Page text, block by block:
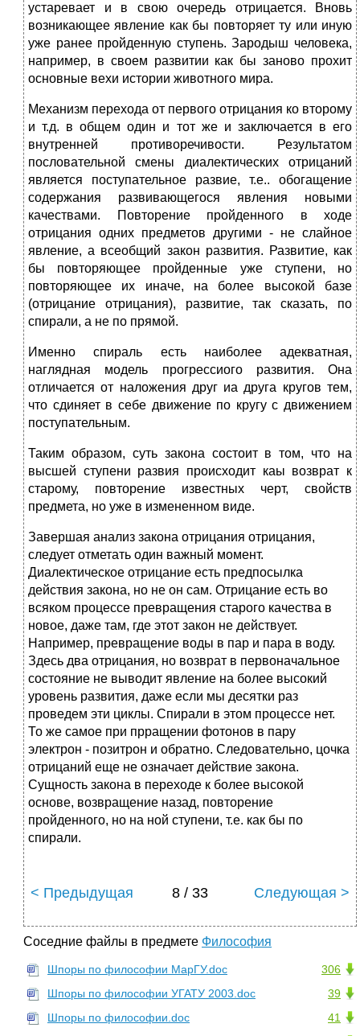
устаревает и в свою очередь отрицается. Вновь
возникающее явление как бы повторяет ту или иную
уже ранее пройденную ступень. Зародыш человека,
например, в своем развитии как бы заново прохит
основные вехи истории животного мира.
Механизм перехода от первого отрицания ко второму
и т.д. в общем один и тот же и заключается в его
внутренней противоречивости. Результатом
пословательной смены диалектических отрицаний
является поступательное развие, т.е.. обогащение
содержания развивающегося явления новыми
качествами. Повторение пройденного в ходе
отрицания одних предметов другими - не слайное
явление, а всеобщий закон развития. Развитие, как
бы повторяющее пройденные уже ступени, но
повторяющее их иначе, на более высокой базе
(отрицание отрицания), развитие, так сказать, по
спирали, а не по прямой.
Именно спираль есть наиболее адекватная,
наглядная модель прогрессиого развития. Она
отличается от наложения друг иа друга кругов тем,
что сдиняет в себе движение по кругу с движением
поступательным.
Таким образом, суть закона состоит в том, что на
высшей ступени развия происходит каы возврат к
старому, повторение известных черт, свойств
предмета, но уже в измененном виде.
Завершая анализ закона отрицания отрицания,
следует отметать один важный момент.
Диалектическое отрицание есть предпосылка
действия закона, но не он сам. Отрицание есть во
всяком процессе превращения старого качества в
новое, даже там, где этот закон не действует.
Например, превращение воды в пар и пара в воду.
Здесь два отрицания, но возврат в первоначальное
состояние не выводит явление на более высокий
уровень развития, даже если мы десятки раз
проведем эти циклы. Спирали в этом процессе нет.
То же самое при прращении фотонов в пару
электрон - позитрон и обратно. Следовательно, цочка
отрицаний еще не означает действие закона.
Сущность закона в переходе к более высокой
основе, возвращение назад, повторение
пройденного, но на ной ступени, т.е. как бы по
спирали.
< Предыдущая 8 / 33 Следующая >
Соседние файлы в предмете Философия
306
Шпоры по философии МарГУ.doc
39
Шпоры по философии УГАТУ 2003.doc
41
Шпоры по философии.doc